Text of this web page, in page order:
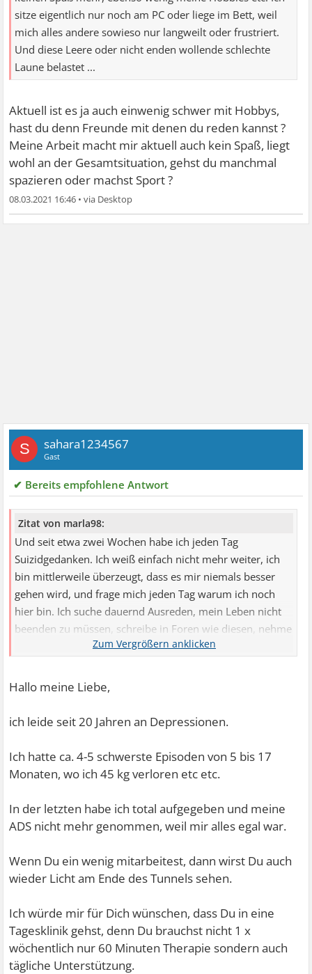
sitze eigentlich nur noch am PC oder liege im Bett, weil
mich alles andere sowieso nur langweilt oder frustriert.
Und diese Leere oder nicht enden wollende schlechte
Laune belastet ...
Aktuell ist es ja auch einwenig schwer mit Hobbys,
hast du denn Freunde mit denen du reden kannst ?
Meine Arbeit macht mir aktuell auch kein Spaß, liegt
wohl an der Gesamtsituation, gehst du manchmal
spazieren oder machst Sport ?
08.03.2021 16:46 •
S sahara1234567
Gast
✔ Bereits empfohlene Antwort
Zitat von marla98:
Und seit etwa zwei Wochen habe ich jeden Tag
Suizidgedanken. Ich weiß einfach nicht mehr weiter, ich
bin mittlerweile überzeugt, dass es mir niemals besser
gehen wird, und frage mich jeden Tag warum ich noch
hier bin. Ich suche dauernd Ausreden, mein Leben nicht
beenden zu müssen, schreibe in Foren wie diesen, nehme
Kontakt zu alten Freunden auf, rede mir ein dass ich
mehr wie dieses Herauszögern und mich selbst anlügen
Hallo meine Liebe,
ich leide seit 20 Jahren an Depressionen.
Ich hatte ca. 4-5 schwerste Episoden von 5 bis 17
Monaten, wo ich 45 kg verloren etc etc.
In der letzten habe ich total aufgegeben und meine
ADS nicht mehr genommen, weil mir alles egal war.
Wenn Du ein wenig mitarbeitest, dann wirst Du auch
wieder Licht am Ende des Tunnels sehen.
Ich würde mir für Dich wünschen, dass Du in eine
Tagesklinik gehst, denn Du brauchst nicht 1 x
wöchentlich nur 60 Minuten Therapie sondern auch
tägliche Unterstützung.